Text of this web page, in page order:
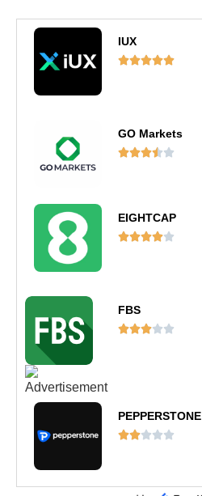
IUX

GO Markets

EIGHTCAP

FBS

PEPPERSTONE
